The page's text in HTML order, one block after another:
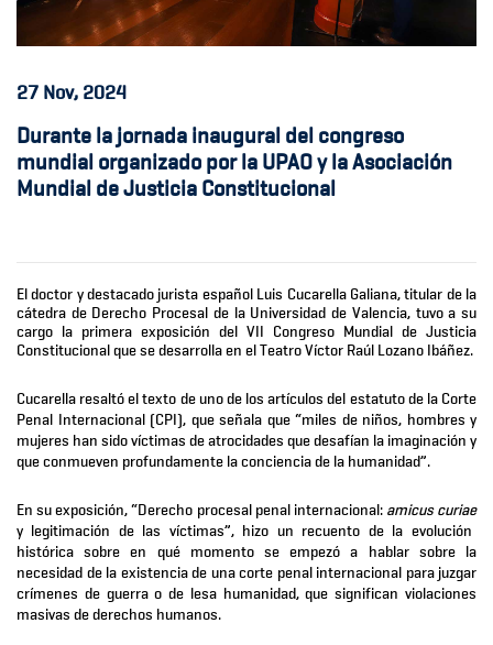
27 Nov, 2024
Durante la jornada inaugural del congreso
mundial organizado por la UPAO y la Asociación
Mundial de Justicia Constitucional
El doctor y destacado jurista español Luis Cucarella Galiana, titular de la
cátedra de Derecho Procesal de la Universidad de Valencia, tuvo a su
cargo la primera exposición del VII Congreso Mundial de Justicia
Constitucional que se desarrolla en el Teatro Víctor Raúl Lozano Ibáñez.
Cucarella resaltó el texto de uno de los artículos del estatuto de la Corte
Penal Internacional (CPI), que señala que “miles de niños, hombres y
mujeres han sido víctimas de atrocidades que desafían la imaginación y
que conmueven profundamente la conciencia de la humanidad”.
En su exposición, “Derecho procesal penal internacional: amicus curiae
y legitimación de las víctimas”, hizo un recuento de la evolución
histórica sobre en qué momento se empezó a hablar sobre la
necesidad de la existencia de una corte penal internacional para juzgar
crímenes de guerra o de lesa humanidad, que significan violaciones
masivas de derechos humanos.